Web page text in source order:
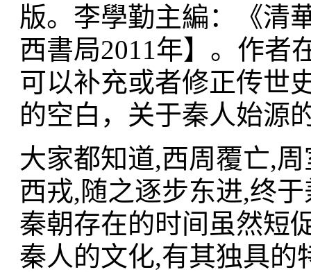
版。李學勤主編：《清
西書局2011年】。作者
可以补充或者修正传世
的空白，关于秦人始源
大家都知道,西周覆亡,
西戎,随之逐步东进,终
秦朝存在的时间虽然短
秦人的文化,有其独具的